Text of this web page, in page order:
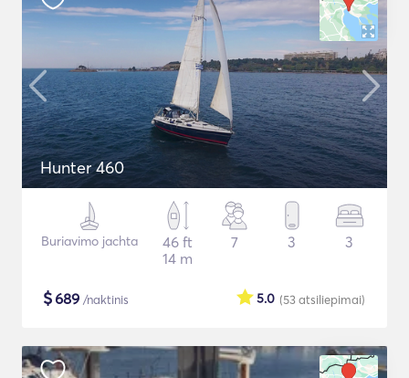
Hunter 460
Buriavimo jachta
46 ft
14 m
7 3 3
$689 /naktinis (53atsiliepimai)
5.0